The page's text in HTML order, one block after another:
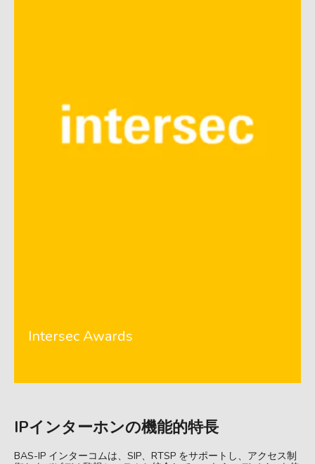
Intersec Awards
IPインターホンの機能的特長
BAS-IP インターコムは、SIP、RTSP をサポートし、アクセス制